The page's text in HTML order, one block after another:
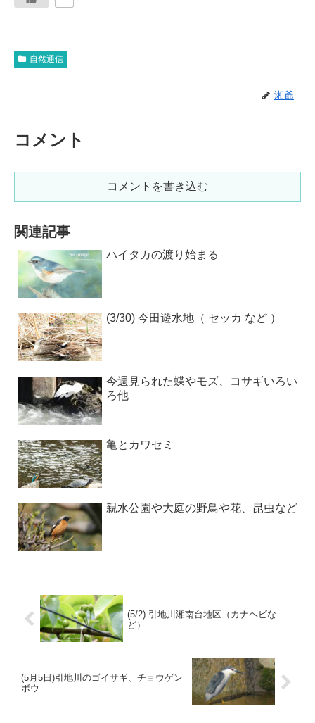
自然通信
湘爺
コメント
コメントを書き込む
関連記事
ハイタカの渡り始まる
(3/30) 今田遊水地（ セッカ など ）
今週見られた蝶やモズ、コサギいろい
ろ他
亀とカワセミ
親水公園や大庭の野鳥や花、昆虫など
(5/2) 引地川湘南台地区（カナヘビな
ど）
(5月5日)引地川のゴイサギ、チョウゲン
ボウ